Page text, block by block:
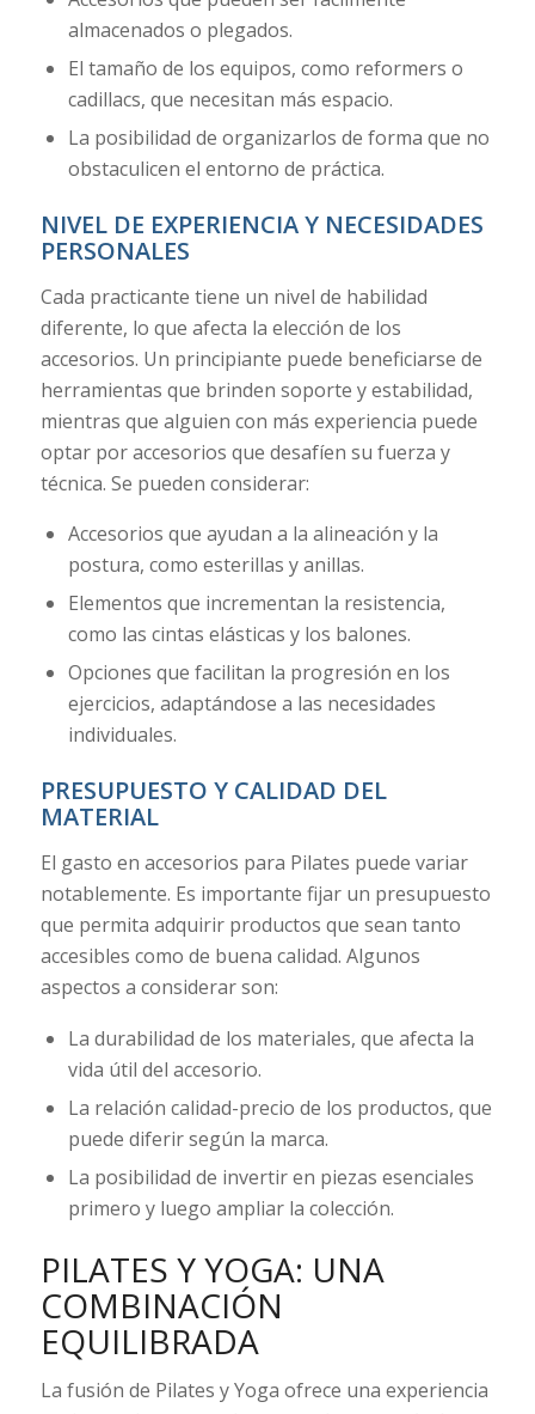
almacenados o plegados.
El tamaño de los equipos, como reformers o
cadillacs, que necesitan más espacio.
La posibilidad de organizarlos de forma que no
obstaculicen el entorno de práctica.
NIVEL DE EXPERIENCIA Y NECESIDADES
PERSONALES
Cada practicante tiene un nivel de habilidad
diferente, lo que afecta la elección de los
accesorios. Un principiante puede beneficiarse de
herramientas que brinden soporte y estabilidad,
mientras que alguien con más experiencia puede
optar por accesorios que desafíen su fuerza y
técnica. Se pueden considerar:
Accesorios que ayudan a la alineación y la
postura, como esterillas y anillas.
Elementos que incrementan la resistencia,
como las cintas elásticas y los balones.
Opciones que facilitan la progresión en los
ejercicios, adaptándose a las necesidades
individuales.
PRESUPUESTO Y CALIDAD DEL
MATERIAL
El gasto en accesorios para Pilates puede variar
notablemente. Es importante fijar un presupuesto
que permita adquirir productos que sean tanto
accesibles como de buena calidad. Algunos
aspectos a considerar son:
La durabilidad de los materiales, que afecta la
vida útil del accesorio.
La relación calidad-precio de los productos, que
puede diferir según la marca.
La posibilidad de invertir en piezas esenciales
primero y luego ampliar la colección.
PILATES Y YOGA: UNA
COMBINACIÓN
EQUILIBRADA
La fusión de Pilates y Yoga ofrece una experiencia